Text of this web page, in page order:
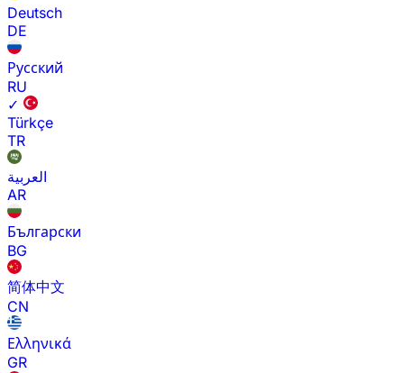
Deutsch
DE
Русский
RU
✓
Türkçe
TR
العربية
AR
Български
BG
简体中文
CN
Ελληνικά
GR